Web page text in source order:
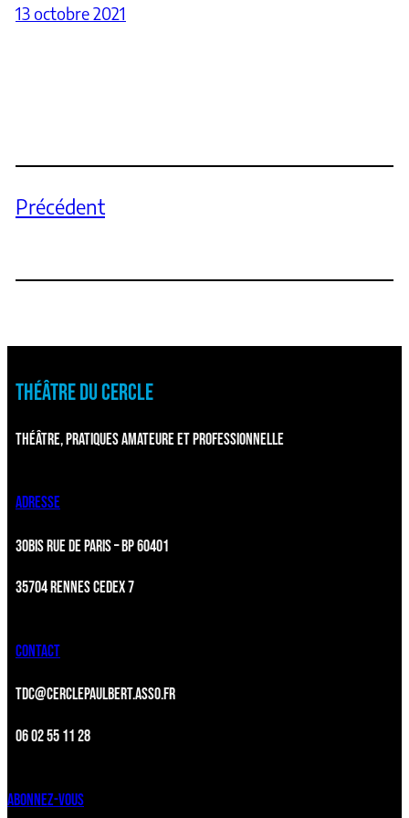
13 octobre 2021
Précédent
THÉÂTRE DU CERCLE
THÉÂTRE, PRATIQUES AMATEURE ET PROFESSIONNELLE
ADRESSE
30BIS RUE DE PARIS – BP 60401
35704 RENNES CEDEX 7
CONTACT
TDC@CERCLEPAULBERT.ASSO.FR
06 02 55 11 28
ABONNEZ-VOUS